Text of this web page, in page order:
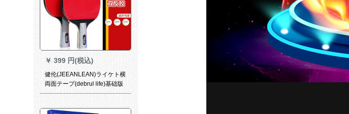
￥ 399 円(税込)
健伦(JEEANLEAN)ライケト横
両面テープ(debrul life)基础版